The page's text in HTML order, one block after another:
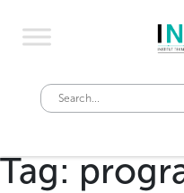
Tag: